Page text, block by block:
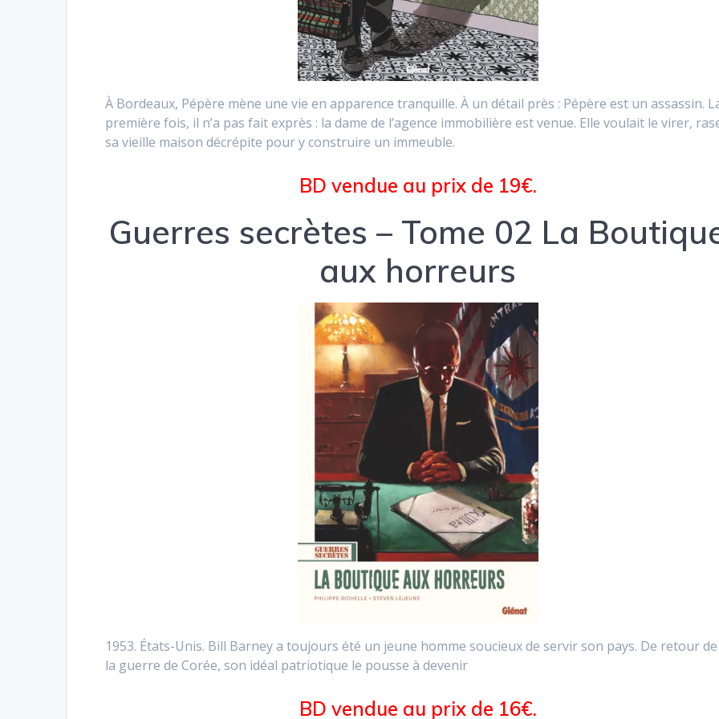
À Bordeaux, Pépère mène une vie en apparence tranquille. À un détail près : Pépère est un assassin.
première fois, il n’a pas fait exprès : la dame de l’agence immobilière est venue. Elle voulait le virer,
sa vieille maison décrépite pour y construire un immeuble.
BD vendue au prix de 19€.
Guerres secrètes – Tome 02 La
aux horreurs
1953. États-Unis. Bill Barney a toujours été un jeune homme soucieux de servir son pays. De retour de
la guerre de Corée, son idéal patriotique le pousse à devenir
BD vendue au prix de 16€.